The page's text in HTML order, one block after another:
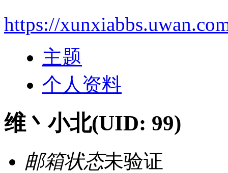
https://
主题
个人资料
维丶小北(UID: 99)
邮箱状态未验证